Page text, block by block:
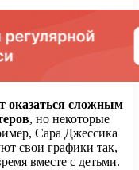
оказаться сложным
, но некоторые
Сара Джессика
свои графики так,
вместе с детьми.